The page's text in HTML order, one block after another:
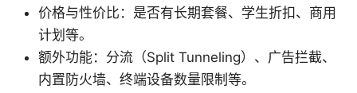
价格与性价比：是否有长期套餐、学生折扣、商用
计划等。
额外功能：分流（Split Tunneling）、广告拦截、
内置防火墙、终端设备数量限制等。